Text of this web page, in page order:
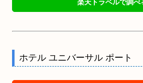
楽天トラベルで調べ
ホテル ユニバーサル ポート